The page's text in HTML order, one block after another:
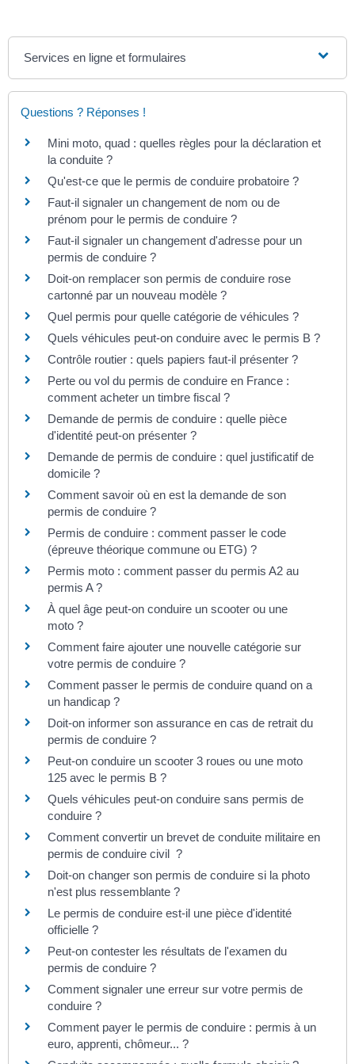
Services en ligne et formulaires
Questions ? Réponses !
Mini moto, quad : quelles règles pour la déclaration et
la conduite ?
Qu'est-ce que le permis de conduire probatoire ?
Faut-il signaler un changement de nom ou de
prénom pour le permis de conduire ?
Faut-il signaler un changement d'adresse pour un
permis de conduire ?
Doit-on remplacer son permis de conduire rose
cartonné par un nouveau modèle ?
Quel permis pour quelle catégorie de véhicules ?
Quels véhicules peut-on conduire avec le permis B ?
Contrôle routier : quels papiers faut-il présenter ?
Perte ou vol du permis de conduire en France :
comment acheter un timbre fiscal ?
Demande de permis de conduire : quelle pièce
d'identité peut-on présenter ?
Demande de permis de conduire : quel justificatif de
domicile ?
Comment savoir où en est la demande de son
permis de conduire ?
Permis de conduire : comment passer le code
(épreuve théorique commune ou ETG) ?
Permis moto : comment passer du permis A2 au
permis A ?
À quel âge peut-on conduire un scooter ou une
moto ?
Comment faire ajouter une nouvelle catégorie sur
votre permis de conduire ?
Comment passer le permis de conduire quand on a
un handicap ?
Doit-on informer son assurance en cas de retrait du
permis de conduire ?
Peut-on conduire un scooter 3 roues ou une moto
125 avec le permis B ?
Quels véhicules peut-on conduire sans permis de
conduire ?
Comment convertir un brevet de conduite militaire en
permis de conduire civil ?
Doit-on changer son permis de conduire si la photo
n'est plus ressemblante ?
Le permis de conduire est-il une pièce d'identité
officielle ?
Peut-on contester les résultats de l'examen du
permis de conduire ?
Comment signaler une erreur sur votre permis de
conduire ?
Comment payer le permis de conduire : permis à un
euro, apprenti, chômeur... ?